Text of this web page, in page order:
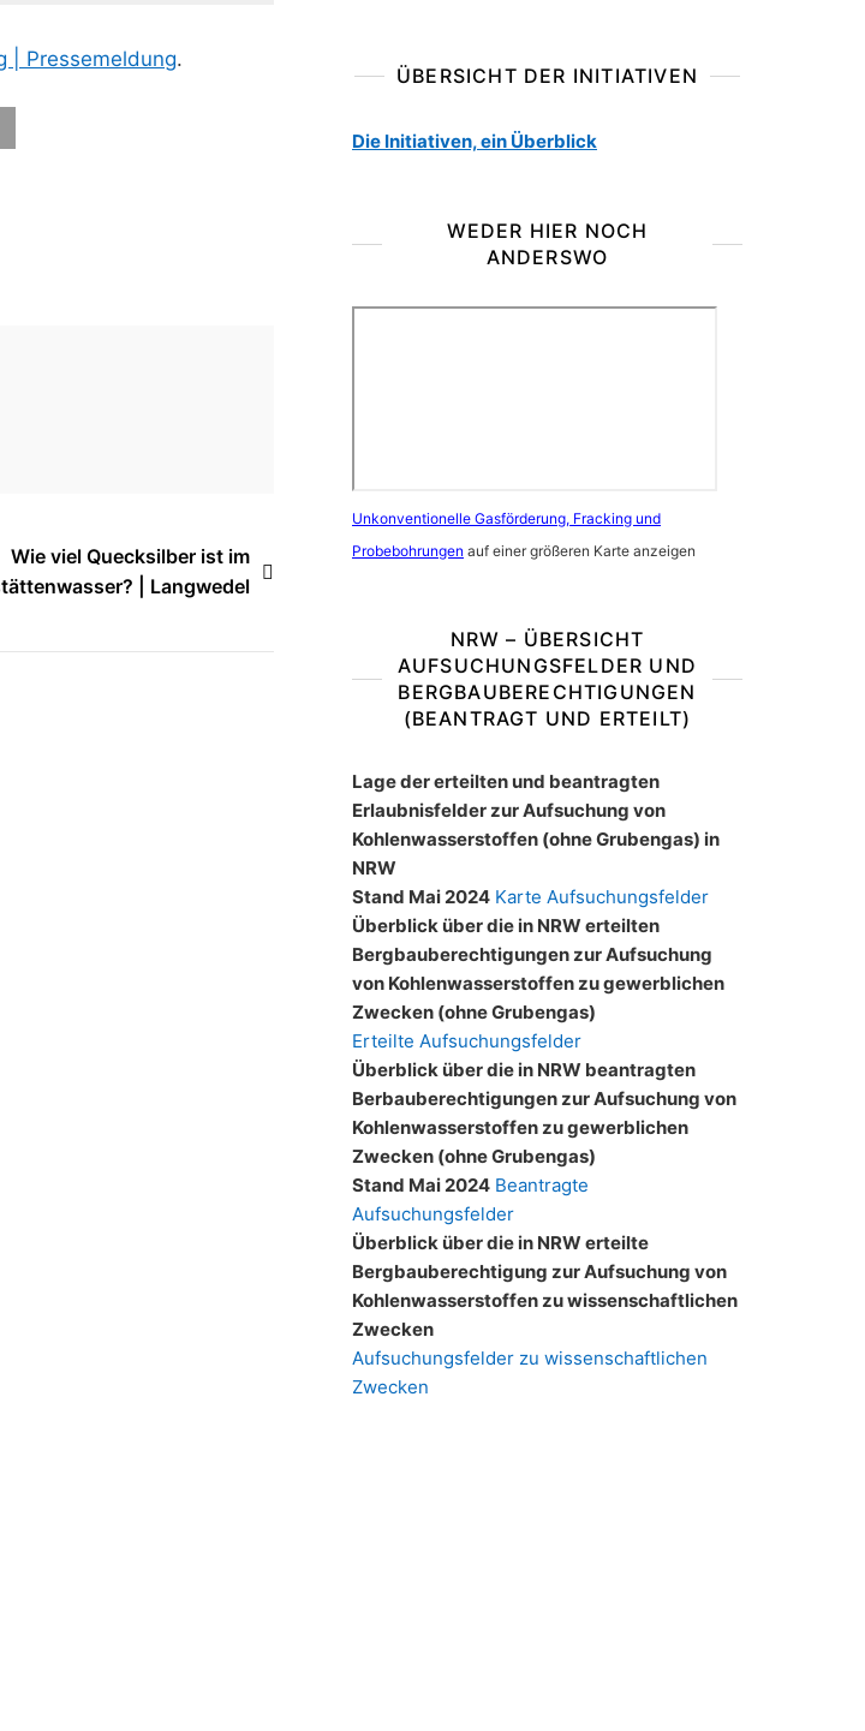
| Pressemeldung.
Wie viel Quecksilber ist im
| Langwedel
ÜBERSICHT DER INITIATIVEN
Die Initiativen, ein Überblick
WEDER HIER NOCH
ANDERSWO
Unkonventionelle Gasförderung, Fracking und
Probebohrungen auf einer größeren Karte anzeigen
NRW – ÜBERSICHT
AUFSUCHUNGSFELDER UND
BERGBAUBERECHTIGUNGEN
(BEANTRAGT UND ERTEILT)
Lage der erteilten und beantragten
Erlaubnisfelder zur Aufsuchung von
Kohlenwasserstoffen (ohne Grubengas) in
NRW
Stand Mai 2024 Karte Aufsuchungsfelder
Überblick über die in NRW erteilten
Bergbauberechtigungen zur Aufsuchung
von Kohlenwasserstoffen zu gewerblichen
Zwecken (ohne Grubengas)
Erteilte Aufsuchungsfelder
Überblick über die in NRW beantragten
Berbauberechtigungen zur Aufsuchung von
Kohlenwasserstoffen zu gewerblichen
Zwecken (ohne Grubengas)
Stand Mai 2024 Beantragte
Aufsuchungsfelder
Überblick über die in NRW erteilte
Bergbauberechtigung zur Aufsuchung von
Kohlenwasserstoffen zu wissenschaftlichen
Zwecken
Aufsuchungsfelder zu wissenschaftlichen
Zwecken